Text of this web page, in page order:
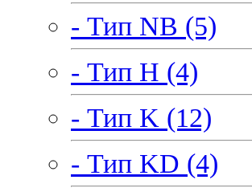
- Тип NB (5)
- Тип H (4)
- Тип K (12)
- Тип KD (4)